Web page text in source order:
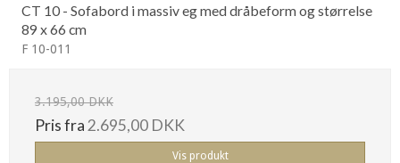
CT 10 - Sofabord i massiv eg med dråbeform og størrelse
89 x 66 cm
F 10-011
3.195,00 DKK
Pris fra 2.695,00 DKK
Vis produkt